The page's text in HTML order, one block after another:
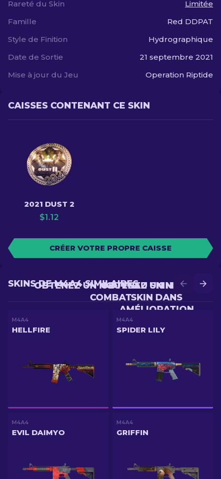
Rareté du Skin
Limitée
Famille
Red DDPAT
Style de Finition
Hydrographique
Date de Sortie
21 septembre 2021
Mise à jour du Jeu
Operation Riptide
CAISSES CONTENANT CE SKIN
2021 DUST 2
$1.12
CRÉER VOTRE PROPRE CAISSE
OBTENEZ UN MEILLEUR
SKIN DANS
AMÉLIORATION
OBTENEZ UN NOUVEAU SKIN EN
COMBAT
SKINS DE M4A4 SIMILAIRES
M4A4
HELLFIRE
M4A4
SPIDER LILY
M4A4
EVIL DAIMYO
M4A4
GRIFFIN